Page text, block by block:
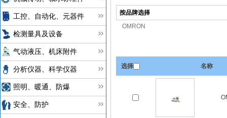
工控、自动化、元器件
检测量具及设备
气动液压、机床附件
分析仪器、科学仪器
照明、暖通、防爆
安全、防护
按品牌选择
OMRON
选择 名称